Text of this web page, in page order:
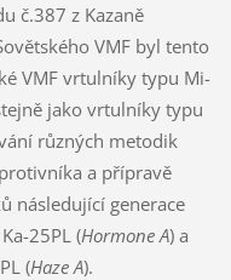
č.387 z Kazaně
VMF byl tento
VMF vrtulníky typu Mi-
jako vrtulníky typu
různých metodik
a přípravě
následující generace
25PL (Hormone A) a
(Haze A).